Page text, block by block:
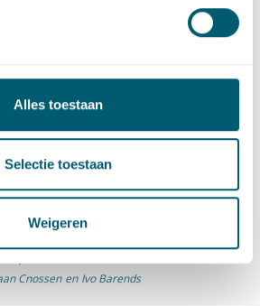
Alles toestaan
Selectie toestaan
Weigeren
in The Netherlands
Netherlands
Cnossen en Ivo Barends